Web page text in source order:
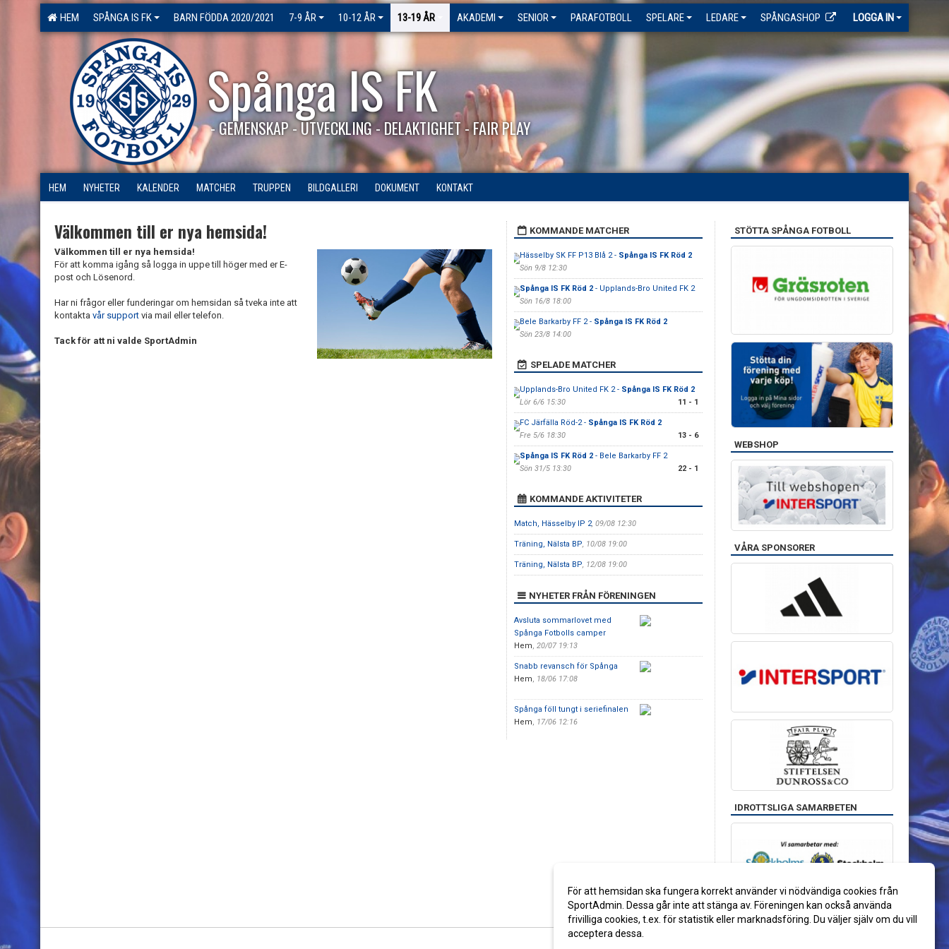
HEM SPÅNGA IS FK BARN FÖDDA 2020/2021 7-9 ÅR 10-12 ÅR 13-19 ÅR AKADEMI SENIOR PARAFOTBOLL SPELARE LEDARE SPÅNGASHOP LOGGA IN
Spånga IS FK
- GEMENSKAP - UTVECKLING - DELAKTIGHET - FAIR PLAY
HEM NYHETER KALENDER MATCHER TRUPPEN BILDGALLERI DOKUMENT KONTAKT
Välkommen till er nya hemsida!
Välkommen till er nya hemsida!
För att komma igång så logga in uppe till höger med er E-
post och Lösenord.
Har ni frågor eller funderingar om hemsidan så tveka inte att
kontakta vår support via mail eller telefon.
Tack för att ni valde SportAdmin
KOMMANDE MATCHER
Hässelby SK FF P13 Blå 2 - Spånga IS FK Röd 2
Sön 9/8 12:30
Spånga IS FK Röd 2- Upplands-Bro United FK 2
Sön 16/8 18:00
Bele Barkarby FF 2 - Spånga IS FK Röd 2
Sön 23/8 14:00
SPELADE MATCHER
Upplands-Bro United FK 2 - Spånga IS FK Röd 2
Lör 6/6 15:30
11 - 1
FC Järfälla Röd-2 - Spånga IS FK Röd 2
Fre 5/6 18:30
13 - 6
Spånga IS FK Röd 2- Bele Barkarby FF 2
Sön 31/5 13:30
22 - 1
KOMMANDE AKTIVITETER
Match, Hässelby IP 2, 09/08 12:30
Träning, Nälsta BP, 10/08 19:00
Träning, Nälsta BP, 12/08 19:00
NYHETER FRÅN FÖRENINGEN
Avsluta sommarlovet med
Spånga Fotbolls camper
Hem, 20/07 19:13
Snabb revansch för Spånga
Hem, 18/06 17:08
Spånga föll tungt i seriefinalen
Hem, 17/06 12:16
STÖTTA SPÅNGA FOTBOLL
WEBSHOP
VÅRA SPONSORER
IDROTTSLIGA SAMARBETEN
För att hemsidan ska fungera korrekt använder vi nödvändiga cookies från
SportAdmin. Dessa går inte att stänga av. Föreningen kan också använda
frivilliga cookies, t.ex. för statistik eller marknadsföring. Du väljer själv om du vill
acceptera dessa.